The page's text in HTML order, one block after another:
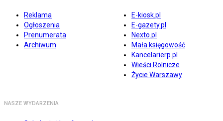
Reklama
Ogłoszenia
Prenumerata
Archiwum
E-kiosk.pl
E-gazety.pl
Nexto.pl
Mała księgowość
Kancelarierp.pl
Wieści Rolnicze
Życie Warszawy
NASZE WYDARZENIA